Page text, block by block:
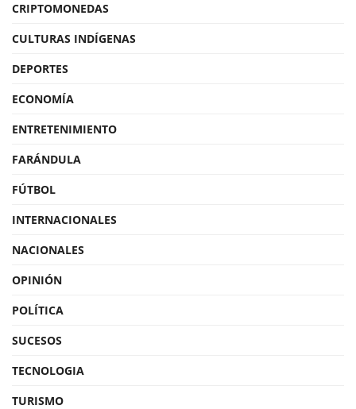
CRIPTOMONEDAS
CULTURAS INDÍGENAS
DEPORTES
ECONOMÍA
ENTRETENIMIENTO
FARÁNDULA
FÚTBOL
INTERNACIONALES
NACIONALES
OPINIÓN
POLÍTICA
SUCESOS
TECNOLOGIA
TURISMO